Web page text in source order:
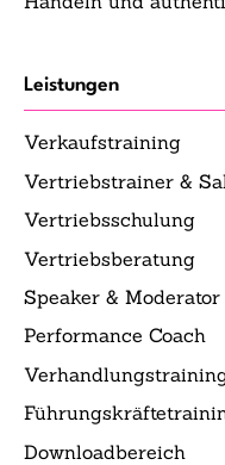
Leistungen
Verkaufstraining
Vertriebstrainer &
Vertriebsschulung
Vertriebsberatung
Speaker & Moderator
Performance Coach
Downloadbereich